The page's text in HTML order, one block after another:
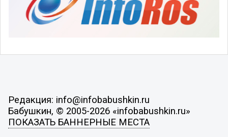
Редакция: info@infobabushkin.ru
Бабушкин, © 2005-2026 «infobabushkin.ru»
ПОКАЗАТЬ БАННЕРНЫЕ МЕСТА